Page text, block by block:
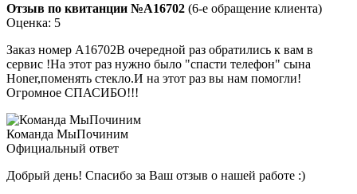
Отзыв по квитанции №A16702 (6-е обращение клиента)
Оценка: 5
Заказ номер А16702В очередной раз обратились к вам в
сервис !На этот раз нужно было "спасти телефон" сына
Honer,поменять стекло.И на этот раз вы нам помогли!
Огромное СПАСИБО!!!
Команда МыПочиним
Официальный ответ
Добрый день! Спасибо за Ваш отзыв о нашей работе :)